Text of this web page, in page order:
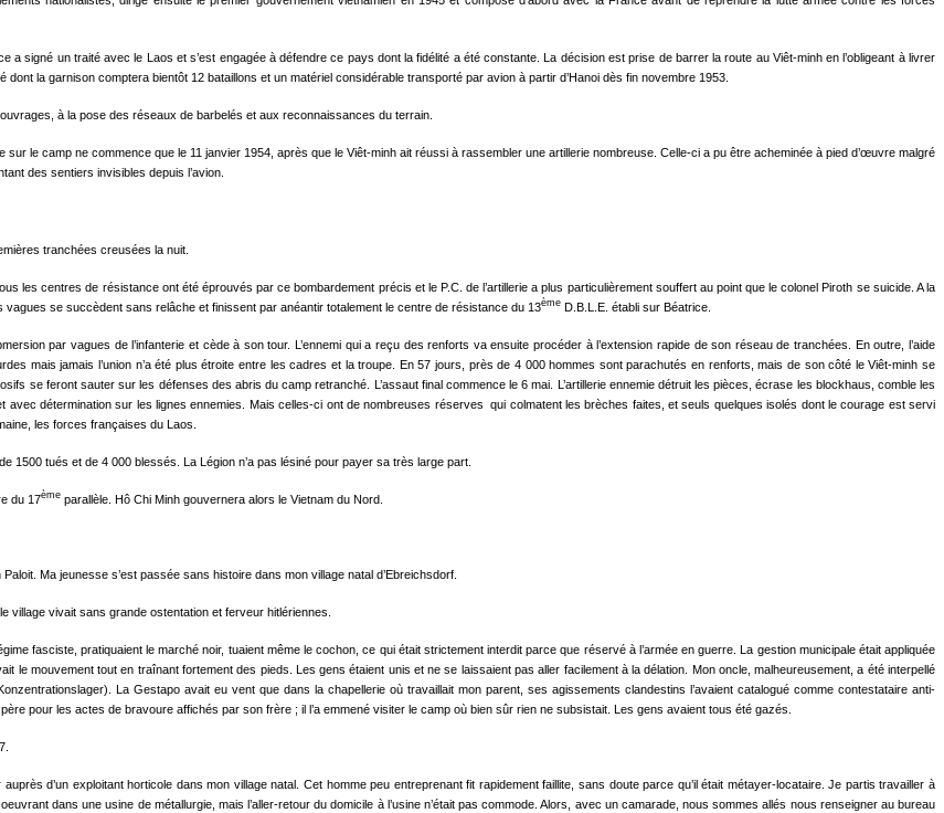
signé un traité avec le Laos et s’est engagée à défendre ce pays dont la fidélité a été constante. La décision est prise de barrer la route au Viêt-minh en l’obligeant à livrer
la garnison comptera bientôt 12 bataillons et un matériel considérable transporté par avion à partir d’Hanoi dès fin novembre 1953.
à la pose des réseaux de barbelés et aux reconnaissances du terrain.
le camp ne commence que le 11 janvier 1954, après que le Viêt-minh ait réussi à rassembler une artillerie nombreuse. Celle-ci a pu être acheminée à pied d’œuvre malgré
des sentiers invisibles depuis l’avion.
tranchées creusées la nuit.
les centres de résistance ont été éprouvés par ce bombardement précis et le P.C. de l’artillerie a plus particulièrement souffert au point que le colonel Piroth se suicide. A la
se succèdent sans relâche et finissent par anéantir totalement le centre de résistance du 13ème D.B.L.E. établi sur Béatrice.
par vagues de l’infanterie et cède à son tour. L’ennemi qui a reçu des renforts va ensuite procéder à l’extension rapide de son réseau de tranchées. En outre, l’aide
mais jamais l’union n’a été plus étroite entre les cadres et la troupe. En 57 jours, près de 4 000 hommes sont parachutés en renforts, mais de son côté le Viêt-minh se
se feront sauter sur les défenses des abris du camp retranché. L’assaut final commence le 6 mai. L’artillerie ennemie détruit les pièces, écrase les blockhaus, comble les
détermination sur les lignes ennemies. Mais celles-ci ont de nombreuses réserves qui colmatent les brèches faites, et seuls quelques isolés dont le courage est servi
les forces françaises du Laos.
1500 tués et de 4 000 blessés. La Légion n’a pas lésiné pour payer sa très large part.
du 17ème parallèle. Hô Chi Minh gouvernera alors le Vietnam du Nord.
Ma jeunesse s’est passée sans histoire dans mon village natal d’Ebreichsdorf.
village vivait sans grande ostentation et ferveur hitlériennes.
fasciste, pratiquaient le marché noir, tuaient même le cochon, ce qui était strictement inter­dit parce que réservé à l’armée en guerre. La gestion municipale était appliquée
le mouvement tout en traî­nant fortement des pieds. Les gens étaient unis et ne se laissaient pas aller facilement à la délation. Mon oncle, malheureusement, a été interpellé
La Gestapo avait eu vent que dans la chapellerie où travaillait mon parent, ses agissements clandestins l’avaient catalogué comme contestataire anti-
pour les actes de bravoure affi­chés par son frère ; il l’a emmené visiter le camp où bien sûr rien ne subsistait. Les gens avaient tous été gazés.
d’un exploitant horticole dans mon village natal. Cet homme peu entreprenant fit rapide­ment faillite, sans doute parce qu’il était métayer-locataire. Je partis travailler à
dans une usine de métallurgie, mais l’aller-retour du domicile à l’usine n’était pas commode. Alors, avec un camarade, nous sommes allés nous renseigner au bureau